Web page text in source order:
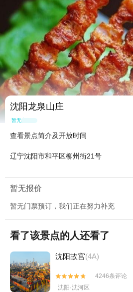
沈阳龙泉山庄
暂无点评
查看景点简介及开放时间
辽宁沈阳市和平区柳州街21号
暂无报价
暂无门票预订，我们正在努力补充
看了该景点的人还看了
沈阳故宫(4A)


4246条评论
沈阳·沈河区
